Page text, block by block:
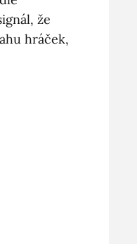
že
hráček,